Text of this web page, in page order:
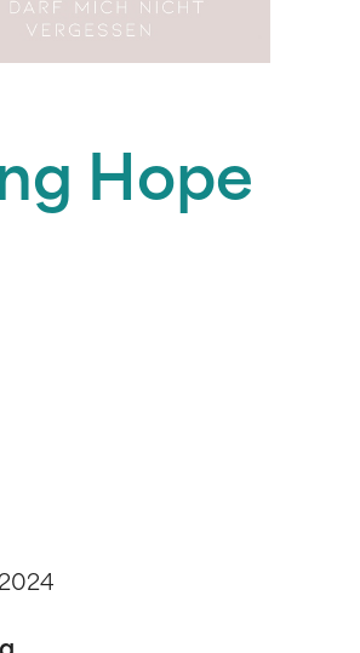
Hope